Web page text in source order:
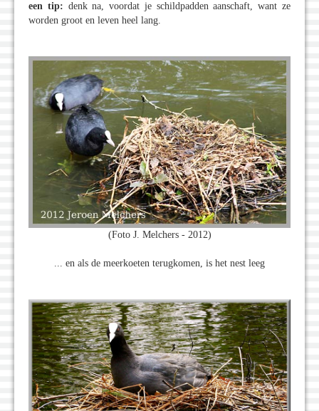
een tip: denk na, voordat je schildpadden aanschaft, want ze
worden groot en leven heel lang.
(Foto J. Melchers - 2012)
... en als de meerkoeten terugkomen, is het nest leeg